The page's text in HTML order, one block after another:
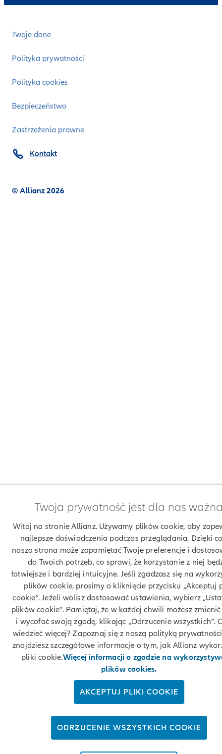
Twoje dane
Polityka prywatności
Polityka cookies
Bezpieczeństwo
Zastrzeżenia prawne
© Allianz 2026
Kontakt
Twoja prywatność jest dla nas
Witaj na stronie Allianz. Używamy plików cookie, aby
najlepsze doświadczenia podczas przeglądania. Dzięki
nasza strona może zapamiętać Twoje preferencje i
do Twoich potrzeb, co sprawi, że korzystanie z niej
łatwiejsze i bardziej intuicyjne. Jeśli zgadzasz się na
plików cookie, prosimy o kliknięcie przycisku „Akceptuj
cookie”. Jeżeli wolisz dostosować ustawienia, wybierz
plików cookie”. Pamiętaj, że w każdej chwili możesz
i wycofać swoją zgodę, klikając „Odrzucenie wszystkich”.
wiedzieć więcej? Zapoznaj się z naszą polityką
znajdziesz szczegółowe informacje o tym, jak Allianz
pliki cookie.Więcej informacji o zgodzie na
plików cookies.
AKCEPTUJ PLIKI COOKIE
ODRZUCENIE WSZYSTKICH COOKIE